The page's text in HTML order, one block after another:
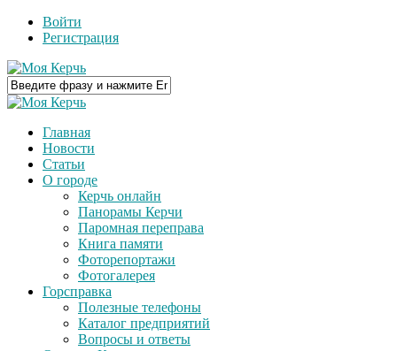
Войти
Регистрация
Главная
Новости
Статьи
О городе
Керчь онлайн
Панорамы Керчи
Паромная переправа
Книга памяти
Фоторепортажи
Фотогалерея
Горсправка
Полезные телефоны
Каталог предприятий
Вопросы и ответы